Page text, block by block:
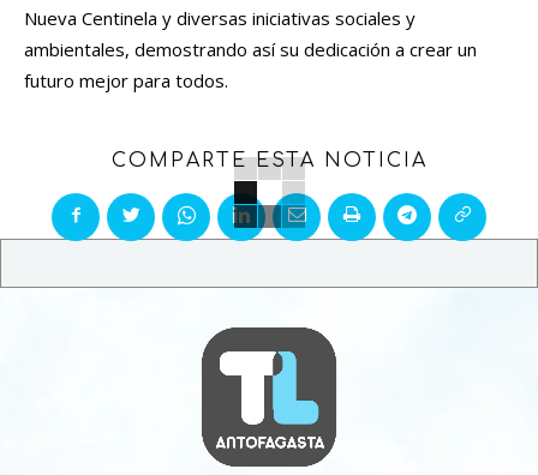
Nueva Centinela y diversas iniciativas sociales y
ambientales, demostrando así su dedicación a crear un
futuro mejor para todos.
COMPARTE ESTA NOTICIA